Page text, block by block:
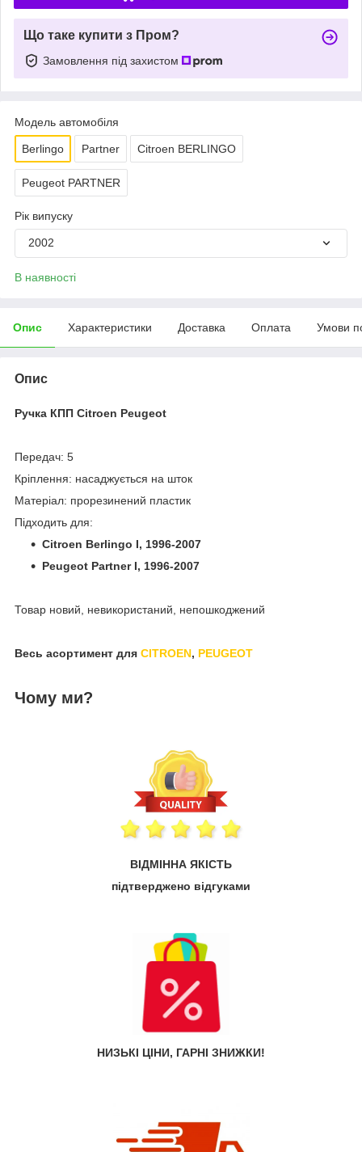
Що таке купити з Пром?
Замовлення під захистом
Модель автомобіля
Berlingo Partner Citroen BERLINGO
Peugeot PARTNER
Рік випуску
2002
В наявності
Опис Характеристики Доставка Оплата Умови
Опис
Ручка КПП Citroen Peugeot
Передач: 5
Кріплення: насаджується на шток
Матеріал: прорезинений пластик
Підходить для:
Citroen Berlingo I, 1996-2007
Peugeot Partner I, 1996-2007
Товар новий, невикористаний, непошкоджений
Весь асортимент для CITROEN, PEUGEOT
Чому ми?
ВІДМІННА ЯКІСТЬ
підтверджено відгуками
НИЗЬКІ ЦІНИ, ГАРНІ ЗНИЖКИ!